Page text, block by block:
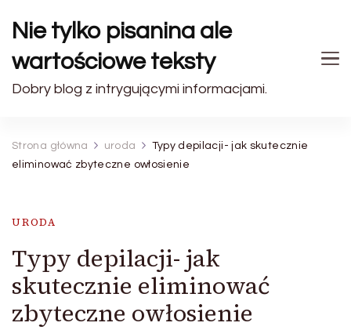
Nie tylko pisanina ale
wartościowe teksty
Dobry blog z intrygującymi informacjami.
Strona główna uroda
Typy depilacji- jak skutecznie
eliminować zbyteczne owłosienie
URODA
Typy depilacji- jak
skutecznie eliminować
zbyteczne owłosienie